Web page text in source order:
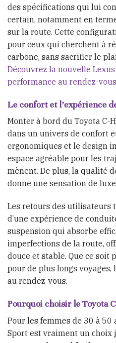
des spécifications qui lui
certain, notamment en
sur la route. Cette
pour ceux qui cherchent à
carbone, sans sacrifier le
Découvrez la nouvelle
performance au rendez-vous
Le confort et l’expérience
Monter à bord du Toyota C-
dans un univers de confort
ergonomiques et le design
espace agréable pour les
mènent. De plus, la qualité
donne une sensation de
Les retours des utilisateurs
d’une expérience de
suspension qui absorbe
imperfections de la route,
douce et stable. Que ce
pour de plus longs
au rendez-vous.
Pourquoi choisir le Toyota
Pour les femmes de 30 à 50
Sport est vraiment un choix